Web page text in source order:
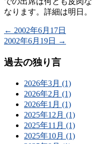
なります。詳細は明日
← 2002年6月17日
2002年6月19日
→
過去の独り言
2026年3月 (1)
2026年2月 (1)
2026年1月 (1)
2025年12月 (1)
2025年11月 (1)
2025年10月 (1)